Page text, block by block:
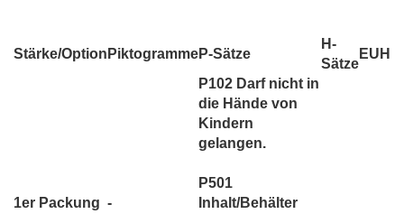
Stärke/Option PiktogrammeP-Sätze
H-
Sätze
EUH
1er Packung -
P102 Darf nicht in
die Hände von
Kindern
gelangen.
P501
Inhalt/Behälter